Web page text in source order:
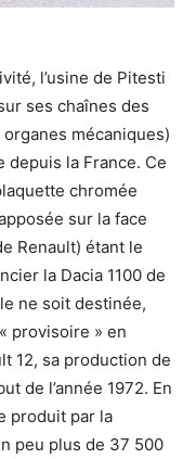
l’usine de Pitesti
ses chaînes des
mécaniques)
depuis la France. Ce
chromée
sur la face
Renault) étant le
la Dacia 1100 de
ne soit destinée,
provisoire » en
12, sa production de
de l’année 1972. En
produit par la
peu plus de 37 500